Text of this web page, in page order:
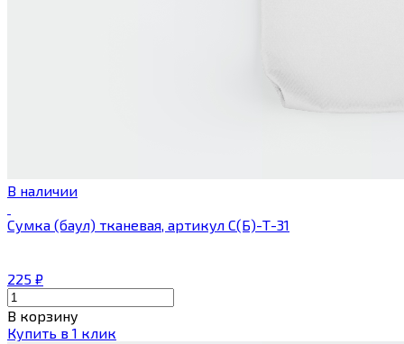
В наличии
Сумка (баул) тканевая, артикул С(Б)-Т-31
225 ₽
В корзину
Купить в 1 клик